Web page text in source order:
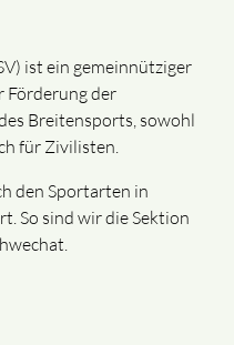
ist ein gemeinnütziger
Förderung der
Breitensports, sowohl
für Zivilisten.
den Sportarten in
So sind wir die Sektion